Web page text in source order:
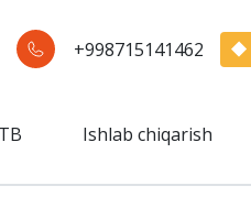
+998715141462
Ishlab chiqarish